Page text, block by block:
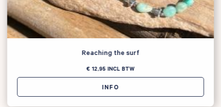
Reaching the surf
€ 12,95 INCL BTW
INFO